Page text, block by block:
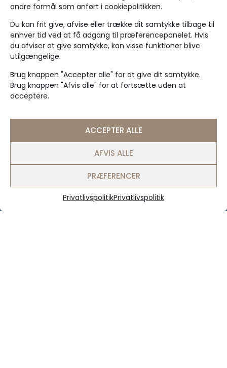
andre formål som anført i cookiepolitikken.
Du kan frit give, afvise eller trække dit samtykke tilbage til
enhver tid ved at få adgang til præferencepanelet. Hvis
du afviser at give samtykke, kan visse funktioner blive
utilgængelige.
Brug knappen "Accepter alle" for at give dit samtykke.
Brug knappen "Afvis alle" for at fortsætte uden at
acceptere.
ACCEPTER ALLE
AFVIS ALLE
PRÆFERENCER
PrivatlivspolitikPrivatlivspolitik
Klik for at acceptere markedsføring
cookies og aktivere dette indhold